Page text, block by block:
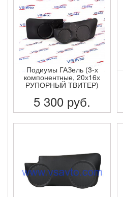
Подиумы ГАЗель (3-х
компонентные, 20х16х
РУПОРНЫЙ ТВИТЕР)
5 300 руб.
ПОДРОБНЕЕ